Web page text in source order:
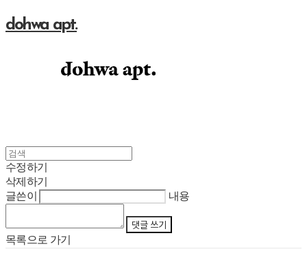
dohwa apt.
수정하기
삭제하기
글쓴이
내용
댓글 쓰기
목록으로 가기